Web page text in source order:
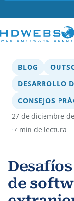
BLOG
DESARROLLO
CONSEJOS
27 de diciembre
·7 min de lectura
de